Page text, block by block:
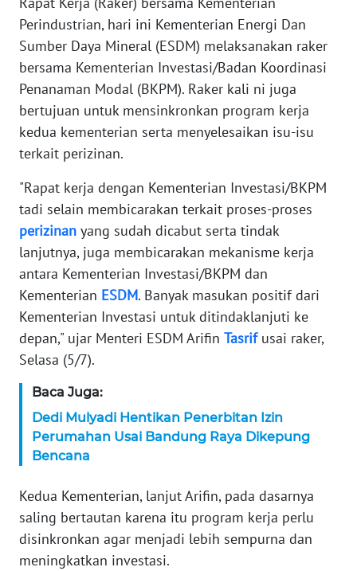
Perindustrian, hari ini Kementerian Energi Dan
Sumber Daya Mineral (ESDM) melaksanakan raker
bersama Kementerian Investasi/Badan Koordinasi
Penanaman Modal (BKPM). Raker kali ni juga
bertujuan untuk mensinkronkan program kerja
kedua kementerian serta menyelesaikan isu-isu
terkait perizinan.
"Rapat kerja dengan Kementerian Investasi/BKPM
tadi selain membicarakan terkait proses-proses
perizinan yang sudah dicabut serta tindak
lanjutnya, juga membicarakan mekanisme kerja
antara Kementerian Investasi/BKPM dan
Kementerian ESDM. Banyak masukan positif dari
Kementerian Investasi untuk ditindaklanjuti ke
depan," ujar Menteri ESDM Arifin Tasrifusai raker,
Selasa (5/7).
Baca Juga:
Dedi Mulyadi Hentikan Penerbitan Izin
Perumahan Usai Bandung Raya Dikepung
Bencana
Kedua Kementerian, lanjut Arifin, pada dasarnya
saling bertautan karena itu program kerja perlu
disinkronkan agar menjadi lebih sempurna dan
meningkatkan investasi.
KARIR
DISCLAIMER
Wahana
News
WN
SUMUT
JAKARTA
WN
JABAR
WN
WN
NTT
KEPRI
WN
PAPUA